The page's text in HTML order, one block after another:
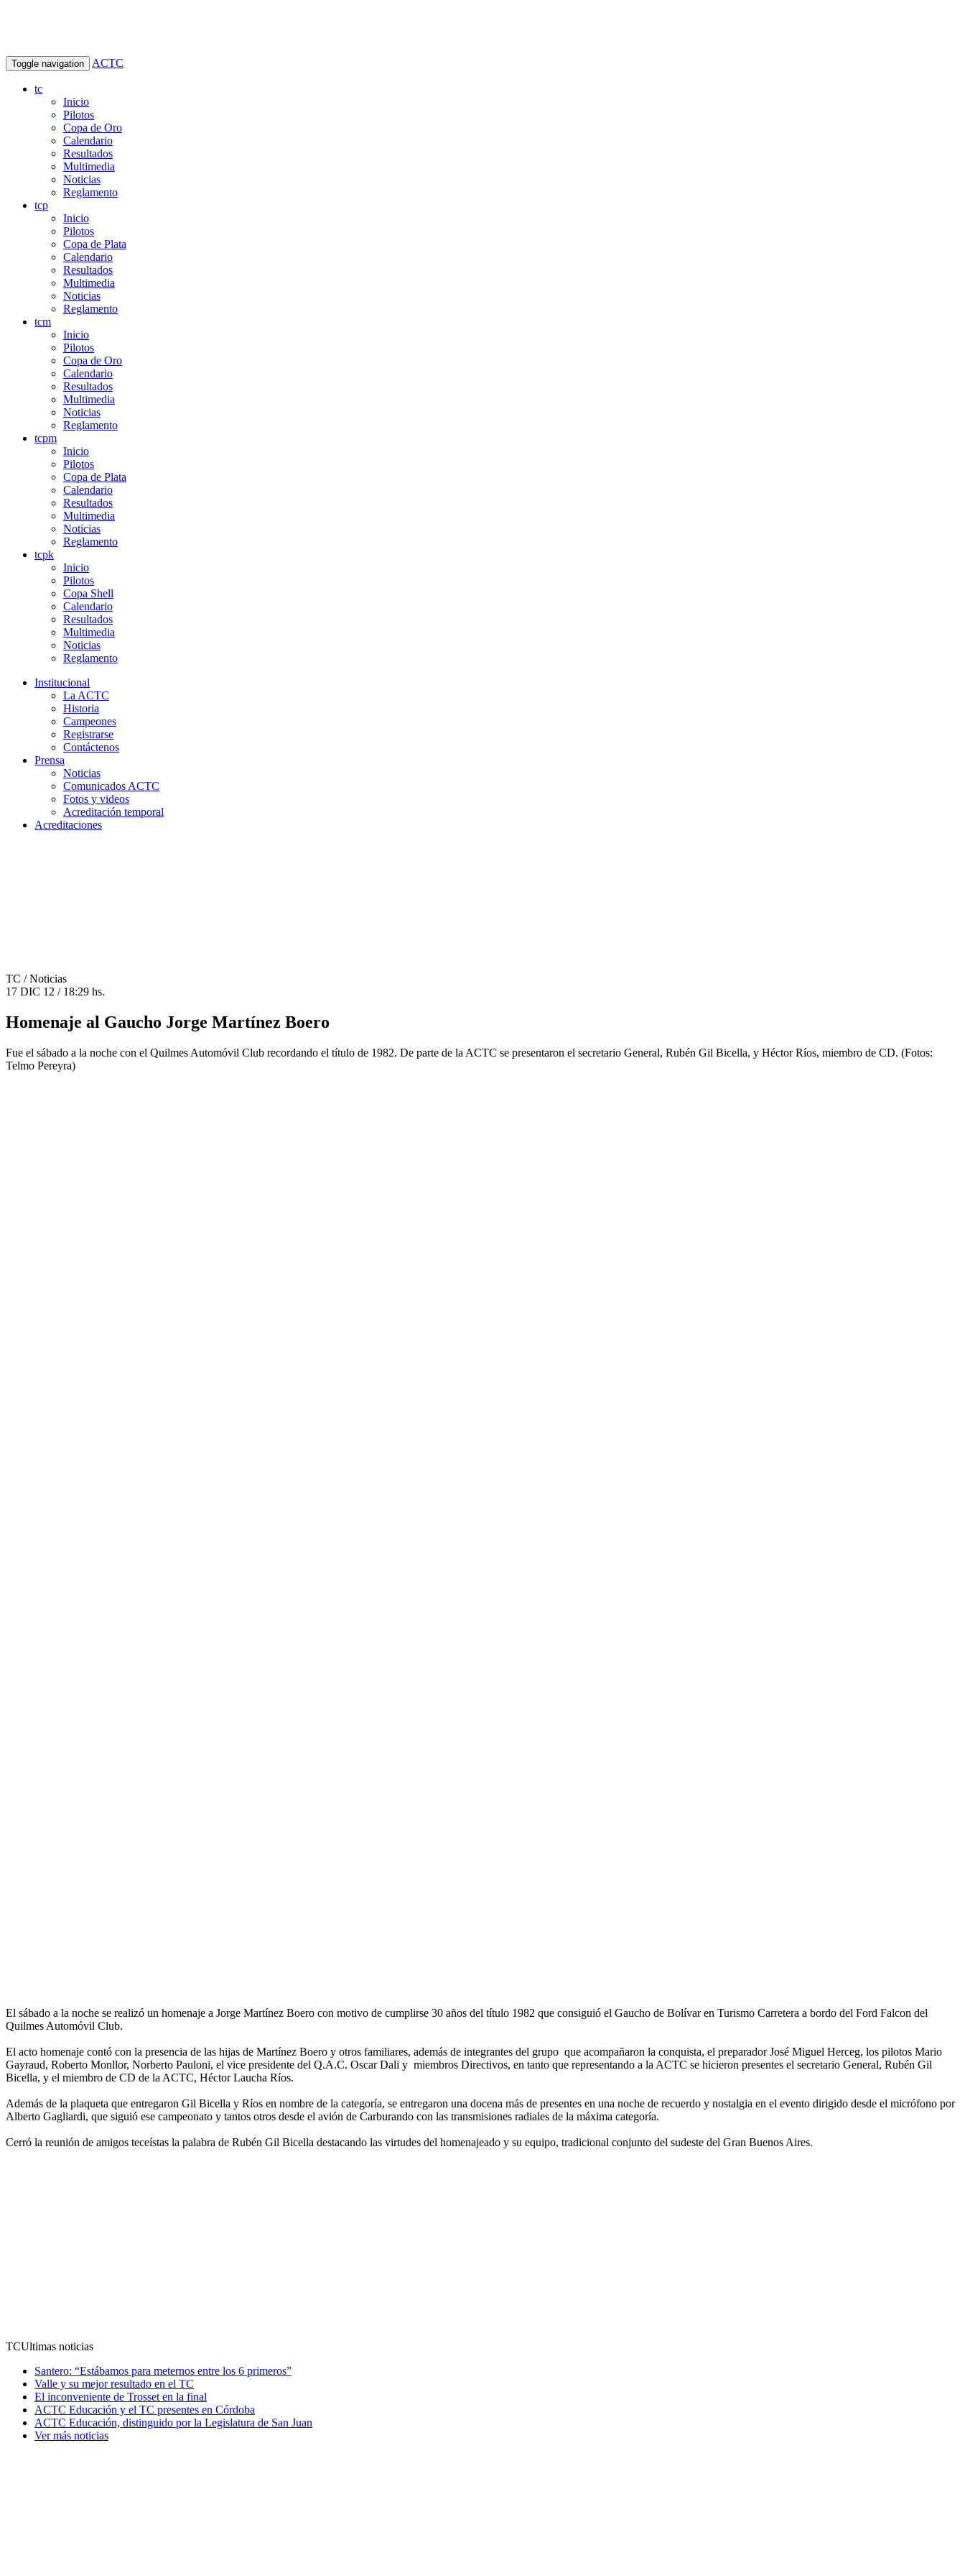
Toggle navigation ACTC
tc
Inicio
Pilotos
Copa de Oro
Calendario
Resultados
Multimedia
Noticias
Reglamento
tcp
Inicio
Pilotos
Copa de Plata
Calendario
Resultados
Multimedia
Noticias
Reglamento
tcm
Inicio
Pilotos
Copa de Oro
Calendario
Resultados
Multimedia
Noticias
Reglamento
tcpm
Inicio
Pilotos
Copa de Plata
Calendario
Resultados
Multimedia
Noticias
Reglamento
tcpk
Inicio
Pilotos
Copa Shell
Calendario
Resultados
Multimedia
Noticias
Reglamento
Institucional
La ACTC
Historia
Campeones
Registrarse
Contáctenos
Prensa
Noticias
Comunicados ACTC
Fotos y videos
Acreditación temporal
Acreditaciones
TC / Noticias
17 DIC 12 / 18:29 hs.
Homenaje al Gaucho Jorge Martínez Boero
Fue el sábado a la noche con el Quilmes Automóvil Club recordando el título de 1982. De parte de la ACTC se presentaron el secretario General, Rubén Gil Bicella, y Héctor Ríos, miembro de CD. (Fotos:
Telmo Pereyra)
El sábado a la noche se realizó un homenaje a Jorge Martínez Boero con motivo de cumplirse 30 años del título 1982 que consiguió el Gaucho de Bolívar en Turismo Carretera a bordo del Ford Falcon del
Quilmes Automóvil Club.
El acto homenaje contó con la presencia de las hijas de Martínez Boero y otros familiares, además de integrantes del grupo que acompañaron la conquista, el preparador José Miguel Herceg, los pilotos Mario
Gayraud, Roberto Monllor, Norberto Pauloni, el vice presidente del Q.A.C. Oscar Dali y miembros Directivos, en tanto que representando a la ACTC se hicieron presentes el secretario General, Rubén Gil
Bicella, y el miembro de CD de la ACTC, Héctor Laucha Ríos.
Además de la plaqueta que entregaron Gil Bicella y Ríos en nombre de la categoría, se entregaron una docena más de presentes en una noche de recuerdo y nostalgia en el evento dirigido desde el micrófono por
Alberto Gagliardi, que siguió ese campeonato y tantos otros desde el avión de Carburando con las transmisiones radiales de la máxima categoría.
Cerró la reunión de amigos teceístas la palabra de Rubén Gil Bicella destacando las virtudes del homenajeado y su equipo, tradicional conjunto del sudeste del Gran Buenos Aires.
TCUltimas noticias
Santero: “Estábamos para meternos entre los 6 primeros”
Valle y su mejor resultado en el TC
El inconveniente de Trosset en la final
ACTC Educación y el TC presentes en Córdoba
ACTC Educación, distinguido por la Legislatura de San Juan
Ver más noticias